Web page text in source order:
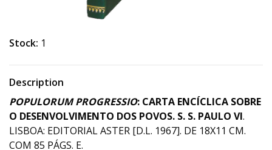
Stock: 1
Description
POPULORUM PROGRESSIO: CARTA ENCÍCLICA SOBRE
O DESENVOLVIMENTO DOS POVOS. S. S. PAULO VI.
LISBOA: EDITORIAL ASTER [D.L. 1967]. DE 18X11 CM.
COM 85 PÁGS. E.